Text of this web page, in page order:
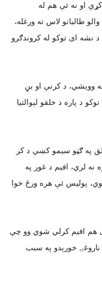
کړې او نه ئې هم له
طالبانو لاس ته ورغله،
نشه اى توکو له کروندګرو
وويشي، د کرنې او بڼ
د پاره د خلقو لېوالتيا
لري، افيم د غور په
پوليس ئې هره ورځ خوا
هم افيم کرلي شوي وو چې
خورېدو په سبب